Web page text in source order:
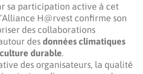
sa participation active à cet
H@rvest confirme son
des collaborations
desdonnées climatiques
durable.
des organisateurs, la qualité